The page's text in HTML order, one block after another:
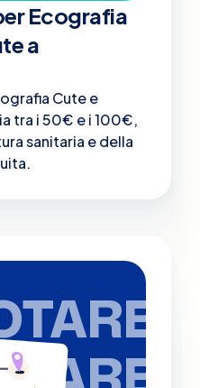
Ecografia
a
Cute e
tra i 50€ e i 100€,
sanitaria e della